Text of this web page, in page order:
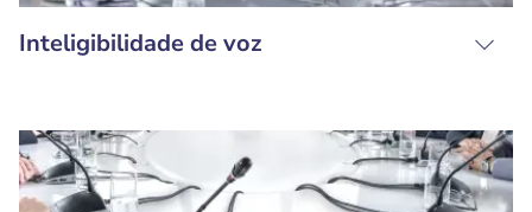
Inteligibilidade de voz